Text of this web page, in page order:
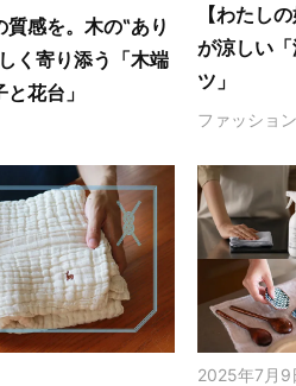
感を。木の‟あり
く寄り添う「木端
花台」
【わたし
が涼しい
ツ」
ファッション
2025年7月9